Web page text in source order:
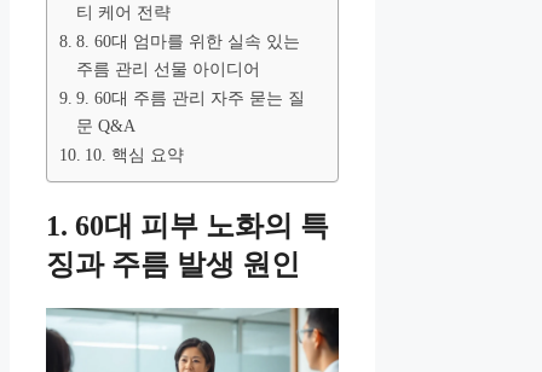
티 케어 전략
8. 60대 엄마를 위한 실속 있는
주름 관리 선물 아이디어
9. 60대 주름 관리 자주 묻는 질
문 Q&A
10. 핵심 요약
1. 60대 피부 노화의 특
징과 주름 발생 원인